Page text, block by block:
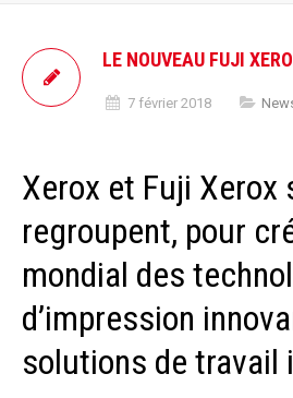
LE NOUVEAU FUJI
7 février 2018
Xerox et Fuji Xerox
regroupent, pour
mondial des
d’impression
solutions de travail